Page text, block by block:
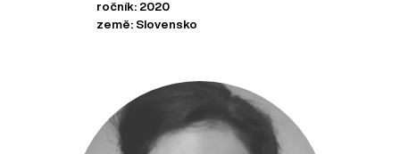
ročník: 2020
země: Slovensko